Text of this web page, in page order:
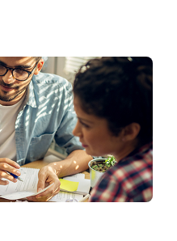
mail
via Facebook
via LinkedIn